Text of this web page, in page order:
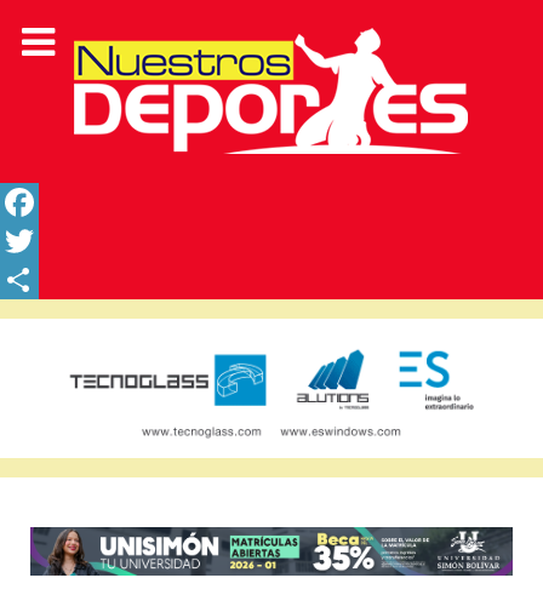
Facebook
Twitter
Share